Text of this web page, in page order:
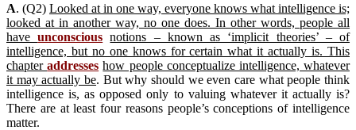
A. (Q2) Looked at in one way, everyone knows what intelligence is;
looked at in another way, no one does. In other words, people all
haveunconscious notions – known as ‘implicit theories’ – of
intelligence, but no one knows for certain what it actually is. This
chapteraddresses how people conceptualize intelligence, whatever
it may actually be. But why should we even care what people think
intelligence is, as opposed only to valuing whatever it actually is?
There are at least four reasons people’s conceptions of intelligence
matter.